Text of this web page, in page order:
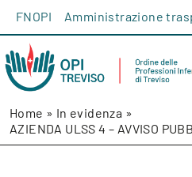
FNOPI Amministrazione
Home » In evidenza »
AZIENDA ULSS 4 – AVVISO